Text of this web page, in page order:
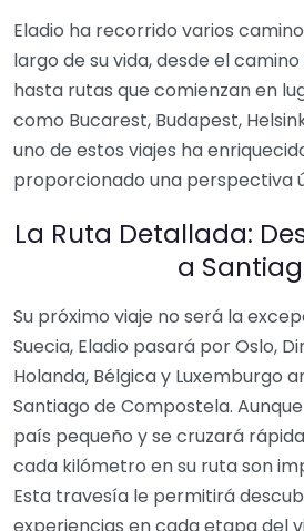
Eladio ha recorrido varios
largo de su vida, desde el
hasta rutas que comienzan en
como Bucarest, Budapest,
uno de estos viajes ha
proporcionado una perspectiva
La Ruta Detallada:
a
Su próximo viaje no será la
Suecia, Eladio pasará por Oslo,
Holanda, Bélgica y Luxemburgo
Santiago de Compostela.
país pequeño y se cruzará
cada kilómetro en su ruta son
Esta travesía le permitirá